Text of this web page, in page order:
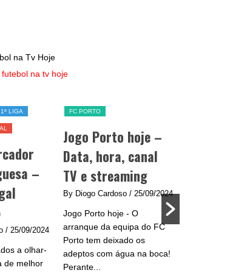
na tv hoje
1ª LIGA
–
/ 25/09/2024
a olhar-
de melhor
FC PORTO
Jogo Porto hoje –
Data, hora, canal
TV e streaming
By Diogo Cardoso / 25/09/2024
Jogo Porto hoje - O
arranque da equipa do FC
Porto tem deixado os
adeptos com água na boca!
Perante...